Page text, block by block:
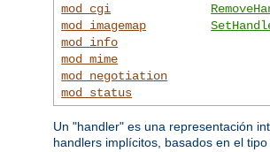
mod_cgi
mod_imagemap
mod_info
mod_mime
mod_negotiation
mod_status
Un "handler" es una representación
handlers implícitos, basados en el